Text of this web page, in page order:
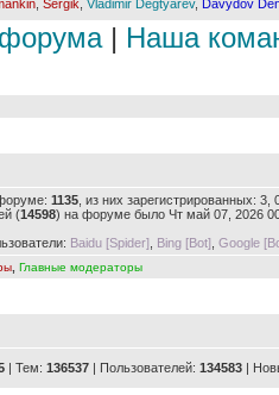
Sergik Vladimir Degtyarev, Davydov
| Наша
1135 , из них зарегистрированных:
(14598) на форуме было Чт май 07, 2026
Baidu [Spider] Bing [Bot] Google
Главные модераторы
| Тем: 136537 | Пользователей: 134583 |